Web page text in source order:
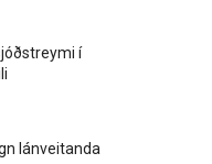
í
lánveitanda